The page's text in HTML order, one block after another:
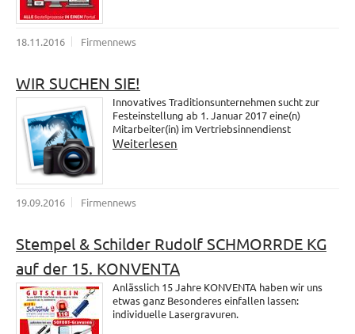
18.11.2016 Firmennews
WIR SUCHEN SIE!
Innovatives Traditionsunternehmen sucht zur
Festeinstellung ab 1. Januar 2017 eine(n)
Mitarbeiter(in) im Vertriebsinnendienst
Weiterlesen
19.09.2016 Firmennews
Stempel & Schilder Rudolf SCHMORRDE KG
auf der 15. KONVENTA
Anlässlich 15 Jahre KONVENTA haben wir uns
etwas ganz Besonderes einfallen lassen:
individuelle Lasergravuren.